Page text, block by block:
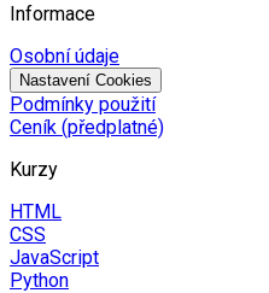
Informace
Osobní údaje
Nastavení Cookies
Podmínky použití
Ceník (předplatné)
Kurzy
HTML
CSS
JavaScript
Python